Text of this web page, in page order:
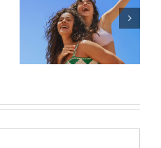
Leto menja naše navike
– vreme je da
promenite i beauty
rutinu